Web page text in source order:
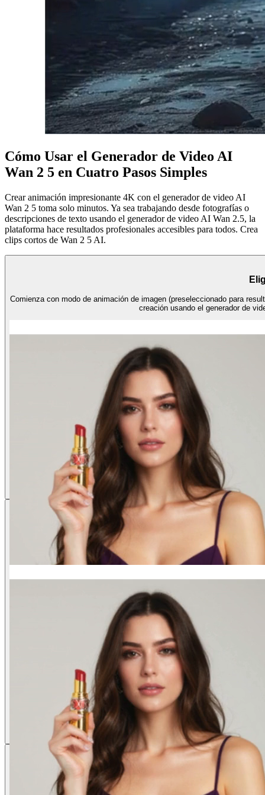
Wan 2 5 en Cuatro Pasos Simples
Wan 2 5 toma solo minutos. Ya sea trabajando desde fotografías o
descripciones de texto usando el generador de video AI Wan 2.5, la
plataforma hace resultados profesionales accesibles para todos. Crea
clips cortos de Wan 2 5 AI.
creación usando el generador de
Sube tu foto y describe cómo quieres que se mueva. El sistema Wan
usando el generador de video AI Wan
El motor Wan 2 5 de Alibaba está preseleccionado para mejores
resolución, relación de